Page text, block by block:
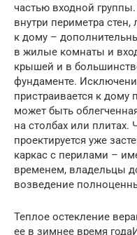
частью входной
внутри периметра
к дому –
в жилые комнаты и
крышей и в
фундаменте.
пристраивается к дому
может быть
на столбах или плитах.
проектируется уже
каркас с перилами –
временем, владельцы
возведение
Теплое остекление
ее в зимнее время